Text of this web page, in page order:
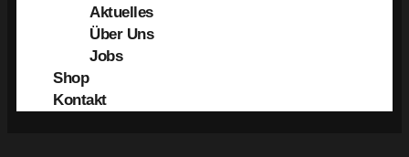
Aktuelles
Über Uns
Jobs
Shop
Kontakt